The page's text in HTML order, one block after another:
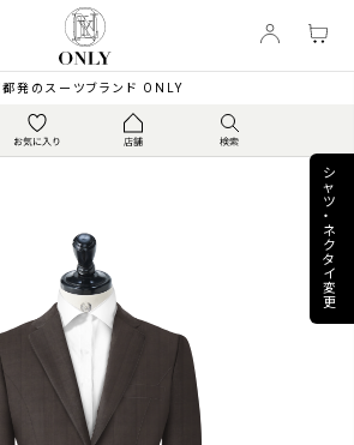
都発のスーツブランド ONLY
ス... PRICE
シ
ャ
ツ
・
ネ
ク
タ
イ
変
更